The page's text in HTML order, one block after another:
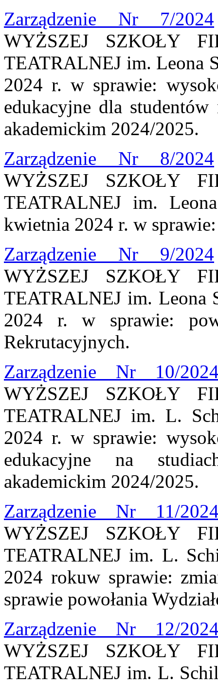
Zarządzenie Nr 7/2024
WYŻSZEJ SZKOŁY
TEATRALNEJ im. Leona
2024 r. w sprawie:
edukacyjne dla
akademickim 2024/2025.
Zarządzenie Nr 8/2024
WYŻSZEJ SZKOŁY
TEATRALNEJ im.
kwietnia 2024 r. w
Zarządzenie Nr 9/2024
WYŻSZEJ SZKOŁY
TEATRALNEJ im. Leona
2024 r. w sprawie:
Rekrutacyjnych.
Zarządzenie Nr 10/
WYŻSZEJ SZKOŁY
TEATRALNEJ im. L.
2024 r. w sprawie:
edukacyjne na
akademickim 2024/2025.
Zarządzenie Nr 11/
WYŻSZEJ SZKOŁY
TEATRALNEJ im. L.
2024 rokuw sprawie:
sprawie powołania
Zarządzenie Nr 12/
WYŻSZEJ SZKOŁY
TEATRALNEJ im. L.